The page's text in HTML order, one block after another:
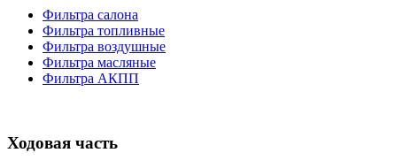
Фильтра салона
Фильтра топливные
Фильтра воздушные
Фильтра масляные
Фильтра АКПП
Ходовая часть